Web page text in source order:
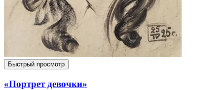
Быстрый просмотр
«Портрет девочки»